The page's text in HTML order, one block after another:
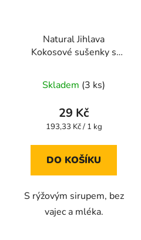
Natural Jihlava
Kokosové sušenky s
150g
hodnocení
produktu
je
z
Skladem (3 ks)
29 Kč
Měrná
193,33 Kč / 1 kg
DO KOŠÍKU
S rýžovým sirupem, bez
vajec a mléka.